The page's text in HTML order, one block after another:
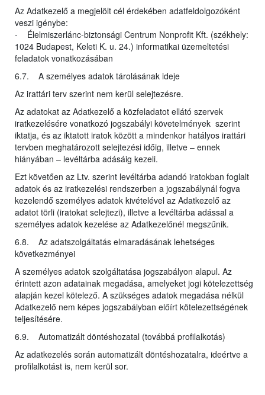
Az Adatkezelő a megjelölt cél érdekében adatfeldolgozóként
veszi igénybe:
- Élelmiszerlánc-biztonsági Centrum Nonprofit Kft. (székhely:
1024 Budapest, Keleti K. u. 24.) informatikai üzemeltetési
feladatok vonatkozásában
6.7. A személyes adatok tárolásának ideje
Az irattári terv szerint nem kerül selejtezésre.
Az adatokat az Adatkezelő a közfeladatot ellátó szervek
iratkezelésére vonatkozó jogszabályi követelmények szerint
iktatja, és az iktatott iratok között a mindenkor hatályos irattári
tervben meghatározott selejtezési időig, illetve – ennek
hiányában – levéltárba adásáig kezeli.
Ezt követően az Ltv. szerint levéltárba adandó iratokban foglalt
adatok és az iratkezelési rendszerben a jogszabálynál fogva
kezelendő személyes adatok kivételével az Adatkezelő az
adatot törli (iratokat selejtezi), illetve a levéltárba adással a
személyes adatok kezelése az Adatkezelőnél megszűnik.
6.8. Az adatszolgáltatás elmaradásának lehetséges
következményei
A személyes adatok szolgáltatása jogszabályon alapul. Az
érintett azon adatainak megadása, amelyeket jogi kötelezettség
alapján kezel kötelező. A szükséges adatok megadása nélkül
Adatkezelő nem képes jogszabályban előírt kötelezettségének
teljesítésére.
6.9. Automatizált döntéshozatal (továbbá profilalkotás)
Az adatkezelés során automatizált döntéshozatalra, ideértve a
profilalkotást is, nem kerül sor.